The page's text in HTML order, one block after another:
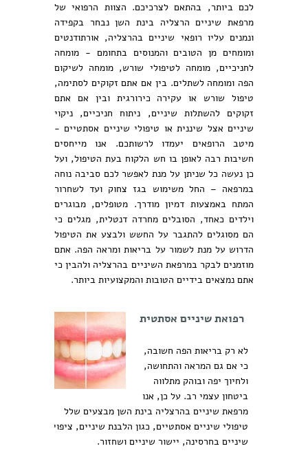
לכם ביותר, בהתאם לצרכיכם. הצוות הרפואי של
מרפאת שיניים הרצליה בינת השן נבחר בקפידה
ונמנים עליו רופאי שיניים בהרצליה, אורתודנטים
ומומחים מן הטובים והמנוסים בתחומם - מומחה
לחניכיים, מומחה לטיפולי שורש, מומחה לשיקום
הפה ומומחה לשתלים. בין אם אתם זקוקים לסתימה,
טיפול שורש או עקירה כירורגית ובין אם אתם
זקוקים להשתלות שיניים, ניתוח חניכיים, ניקוי
שיניים אצל שיננית או טיפולי שיניים אסתטיים -
מיטב הרופאים יעמדו לרשותכם. אנו מייחסים
חשיבות רבה לאופן בו חש הלקוח בעת הטיפול, ועל
כן נעשה כל שניתן על מנת לאפשר לכם סביבה נוחה
במרפאה – החל משימוש בגז צחוק ועד לשחרור
המתח באמצעות דמיון מודרך. מטופלים, מבוגרים
וילדים כאחד, הסובלים מחרדה דנטלית, מגלים כי
הם מסוגלים להתגבר על החשש ולבצע את הטיפול
הדרוש על מנת לשמור על בריאות ומראה הפה. אתם
מוזמנים לבקר במרפאת השיניים בהרצליה ולהבין כי
אתם נמצאים בידיים הטובות והמקצועיות ביותר.
רפואת שיניים אסתטית
לא רק בריאות הפה חשובה,
כי אם גם המראה והתחושה,
ולחיוך יפה ובוהק מתלווה
ביטחון עצמי רב. על כן, אנו
מרפאת שיניים בהרצליה בינת השן מבצעים שלל
טיפולי שיניים אסתטיים, כגון הלבנת שיניים, ציפוי
שיניים בחרסינה, יישור שיניים ושחזור.